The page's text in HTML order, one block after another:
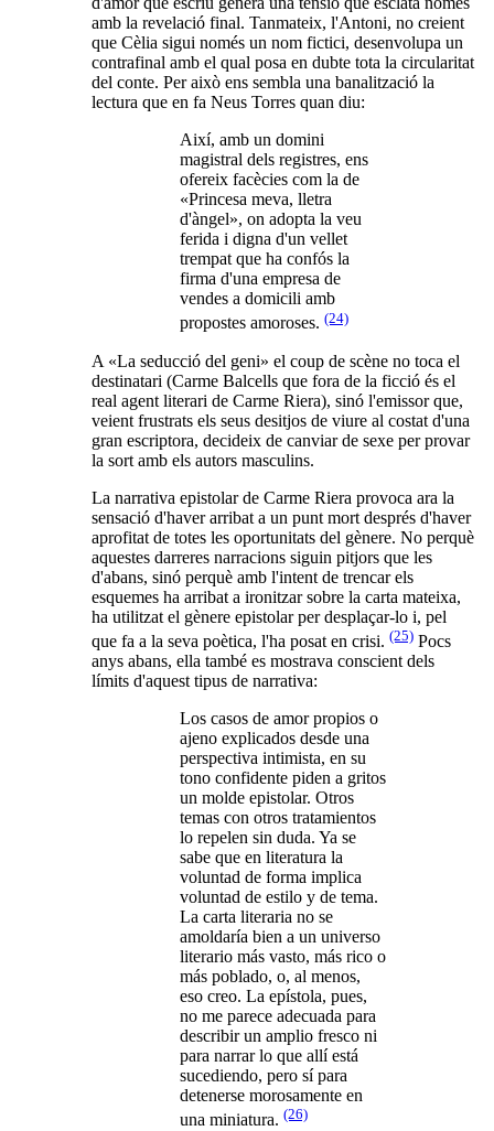
amb la revelació final. Tanmateix, l'Antoni, no creient
que Cèlia sigui només un nom fictici, desenvolupa un
contrafinal amb el qual posa en dubte tota la circularitat
del conte. Per això ens sembla una banalització la
lectura que en fa Neus Torres quan diu:
Així, amb un domini
magistral dels registres, ens
ofereix facècies com la de
«Princesa meva, lletra
d'àngel», on adopta la veu
ferida i digna d'un vellet
trempat que ha confós la
firma d'una empresa de
vendes a domicili amb
propostes amoroses. (24)
A «La seducció del geni» el coup de scène no toca el
destinatari (Carme Balcells que fora de la ficció és el
real agent literari de Carme Riera), sinó l'emissor que,
veient frustrats els seus desitjos de viure al costat d'una
gran escriptora, decideix de canviar de sexe per provar
la sort amb els autors masculins.
La narrativa epistolar de Carme Riera provoca ara la
sensació d'haver arribat a un punt mort després d'haver
aprofitat de totes les oportunitats del gènere. No perquè
aquestes darreres narracions siguin pitjors que les
d'abans, sinó perquè amb l'intent de trencar els
esquemes ha arribat a ironitzar sobre la carta mateixa,
ha utilitzat el gènere epistolar per desplaçar-lo i, pel
que fa a la seva poètica, l'ha posat en crisi. (25) Pocs
anys abans, ella també es mostrava conscient dels
límits d'aquest tipus de narrativa:
Los casos de amor propios o
ajeno explicados desde una
perspectiva intimista, en su
tono confidente piden a gritos
un molde epistolar. Otros
temas con otros tratamientos
lo repelen sin duda. Ya se
sabe que en literatura la
voluntad de forma implica
voluntad de estilo y de tema.
La carta literaria no se
amoldaría bien a un universo
literario más vasto, más rico o
más poblado, o, al menos,
eso creo. La epístola, pues,
no me parece adecuada para
describir un amplio fresco ni
para narrar lo que allí está
sucediendo, pero sí para
detenerse morosamente en
una miniatura. (26)